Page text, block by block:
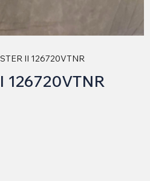
II 126720VTNR
126720VTNR